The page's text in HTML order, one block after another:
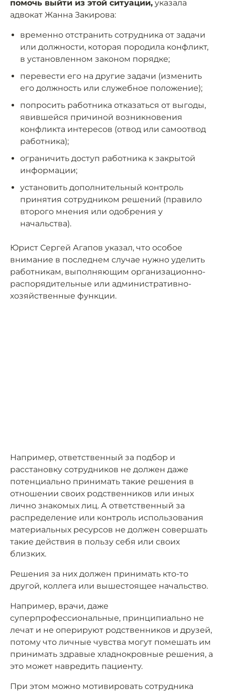
помочь выйти из этой ситуации, указала
адвокат Жанна Закирова:
временно отстранить сотрудника от задачи
или должности, которая породила конфликт,
в установленном законом порядке;
перевести его на другие задачи (изменить
его должность или служебное положение);
попросить работника отказаться от выгоды,
явившейся причиной возникновения
конфликта интересов (отвод или самоотвод
работника);
ограничить доступ работника к закрытой
информации;
установить дополнительный контроль
принятия сотрудником решений (правило
второго мнения или одобрения у
начальства).
Юрист Сергей Агапов указал, что особое
внимание в последнем случае нужно уделить
работникам, выполняющим организационно-
распорядительные или административно-
хозяйственные функции.
Например, ответственный за подбор и
расстановку сотрудников не должен даже
потенциально принимать такие решения в
отношении своих родственников или иных
лично знакомых лиц. А ответственный за
распределение или контроль использования
материальных ресурсов не должен совершать
такие действия в пользу себя или своих
близких.
Решения за них должен принимать кто-то
другой, коллега или вышестоящее начальство.
Например, врачи, даже
суперпрофессиональные, принципиально не
лечат и не оперируют родственников и друзей,
потому что личные чувства могут помешать им
принимать здравые хладнокровные решения, а
это может навредить пациенту.
При этом можно мотивировать сотрудника